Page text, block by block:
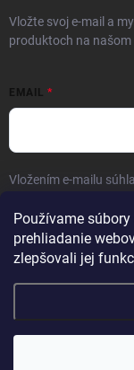
Používame
prehliadanie
zlepšovali jej
Vložte svoj e-mail a
produktoch na našom
EMAIL
Vložením e-mailu
Prihlásiť sa